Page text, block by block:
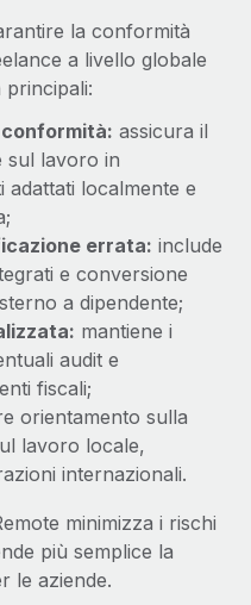
la conformità
a livello globale
assicura il
sul lavoro in
localmente e
errata: include
e conversione
a dipendente;
mantiene i
audit e
fiscali;
orientamento sulla
lavoro locale,
internazionali.
minimizza i rischi
più semplice la
le aziende.